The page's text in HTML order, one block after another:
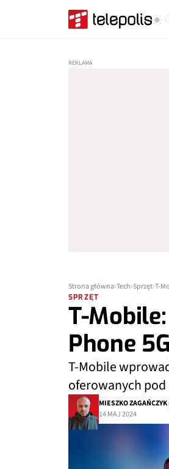
Strona główna Tech Sprzęt T-
SPRZĘT
T-
Phone
T-Mobile
oferowanych pod
MIESZKO
14 MAJ 2024